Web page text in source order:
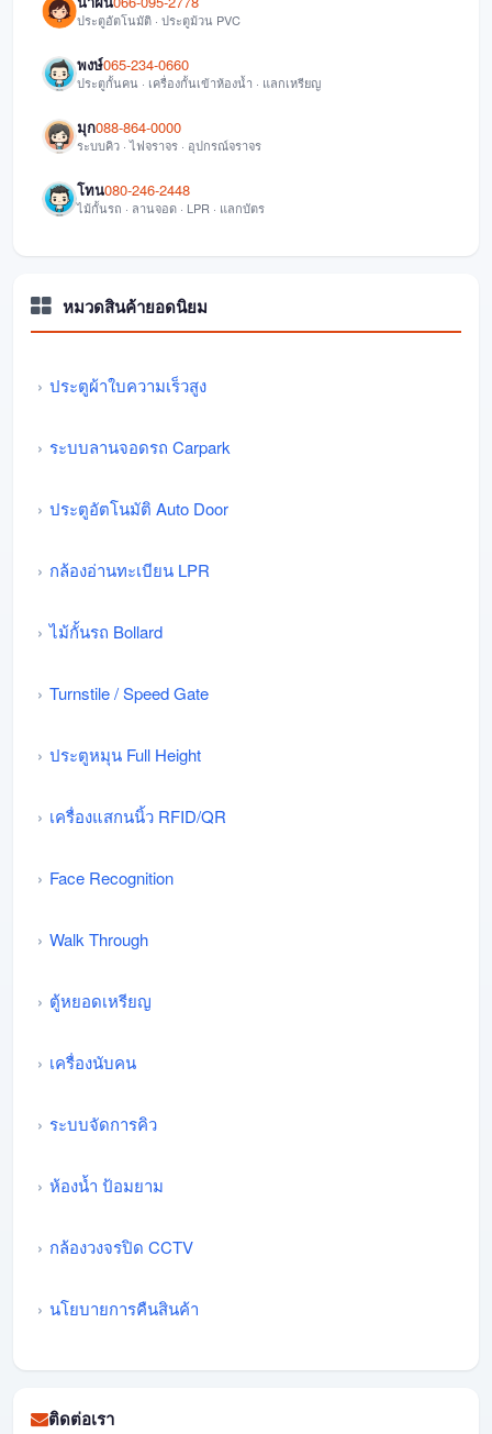
ประตูอัตโนมัติ · ประตูม้วน PVC
พงษ์065-234-0660
ประตูกั้นคน · เครื่องกั้นเข้าห้องน้ำ · แลกเหรียญ
มุก088-864-0000
ระบบคิว · ไฟจราจร · อุปกรณ์จราจร
โทน080-246-2448
ไม้กั้นรถ · ลานจอด · LPR · แลกบัตร
หมวดสินค้ายอดนิยม
ประตูผ้าใบความเร็วสูง
ระบบลานจอดรถ Carpark
ประตูอัตโนมัติ Auto Door
กล้องอ่านทะเบียน LPR
ไม้กั้นรถ Bollard
Turnstile / Speed Gate
ประตูหมุน Full Height
เครื่องแสกนนิ้ว RFID/QR
Face Recognition
Walk Through
ตู้หยอดเหรียญ
เครื่องนับคน
ระบบจัดการคิว
ห้องน้ำ ป้อมยาม
กล้องวงจรปิด CCTV
นโยบายการคืนสินค้า
ติดต่อเรา